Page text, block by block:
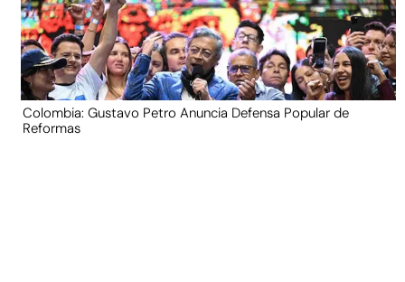
Colombia: Gustavo Petro Anuncia Defensa Popular de
Reformas